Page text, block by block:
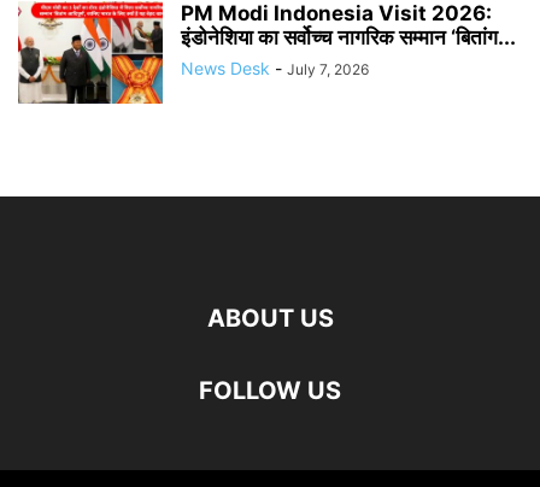
PM Modi Indonesia Visit 2026:
इंडोनेशिया का सर्वोच्च नागरिक सम्मान ‘बितांग...
News Desk - July 7, 2026
ABOUT US
FOLLOW US